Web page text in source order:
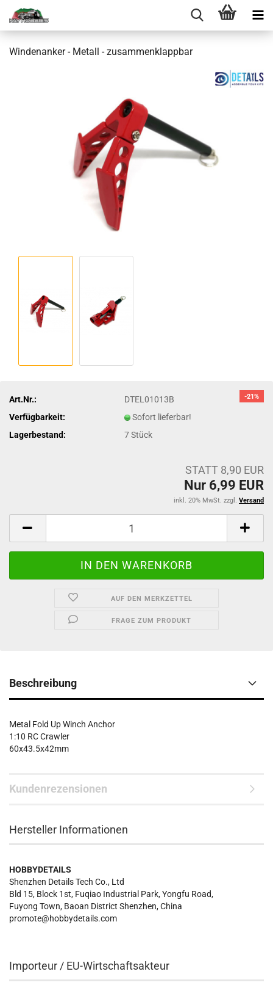
Windenanker - Metall - zusammenklappbar
-21%
Art.Nr.:
DTEL01013B
Verfügbarkeit:
Sofort lieferbar!
Lagerbestand:
7Stück
STATT 8,90 EUR
Nur 6,99 EUR
inkl. 20% MwSt. zzgl. Versand
AUF DEN MERKZETTEL
FRAGE ZUM PRODUKT
Beschreibung
Metal Fold Up Winch Anchor
1:10 RC Crawler
60x43.5x42mm
Kundenrezensionen
Hersteller Informationen
HOBBYDETAILS
Shenzhen Details Tech Co., Ltd
Bld 15, Block 1st, Fuqiao Industrial Park, Yongfu Road,
Fuyong Town, Baoan District Shenzhen, China
promote@hobbydetails.com
Importeur / EU-Wirtschaftsakteur